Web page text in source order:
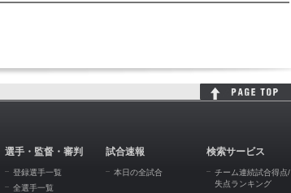
選手・監督・審判
登録選手一覧
全選手一覧
試合速報
本日の全試合
検索サービス
チーム連続試合得点/
失点ランキング